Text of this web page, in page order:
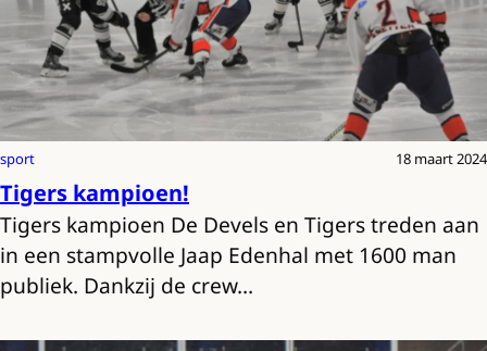
sport 18 maart 2024
Tigers kampioen!
Tigers kampioen De Devels en Tigers treden aan
in een stampvolle Jaap Edenhal met 1600 man
publiek. Dankzij de crew…